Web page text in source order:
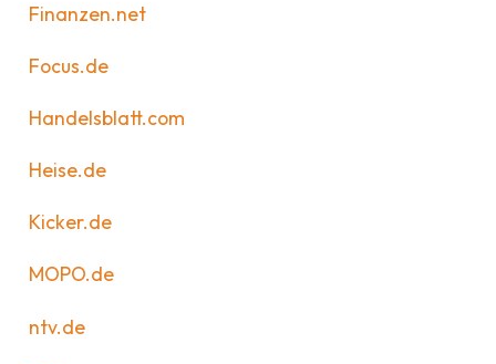
Finanzen.net
Focus.de
Handelsblatt.com
Heise.de
Kicker.de
MOPO.de
ntv.de